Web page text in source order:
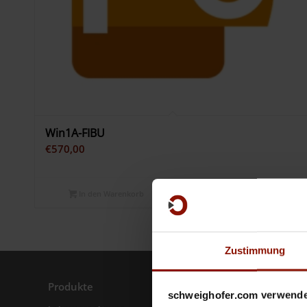
Zustimmung
schweighofer.com
Win1A-FIBU
€570,00
Produkte